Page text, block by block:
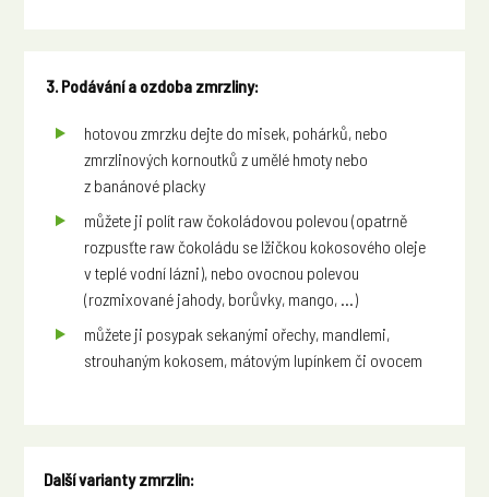
3. Podávání a ozdoba zmrzliny:
hotovou zmrzku dejte do misek, pohárků, nebo
zmrzlinových kornoutků z umělé hmoty nebo
z banánové placky
můžete ji polít raw čokoládovou polevou (opatrně
rozpusťte raw čokoládu se lžičkou kokosového oleje
v teplé vodní lázni), nebo ovocnou polevou
(rozmixované jahody, borůvky, mango, ...)
můžete ji posypak sekanými ořechy, mandlemi,
strouhaným kokosem, mátovým lupínkem či ovocem
Další varianty zmrzlin: